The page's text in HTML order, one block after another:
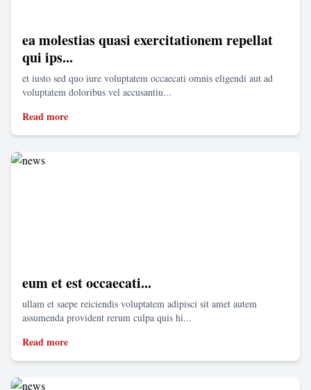
ea molestias quasi exercitationem repellat
qui ips...
et iusto sed quo iure voluptatem occaecati omnis eligendi aut ad
voluptatem doloribus vel accusantiu...
Read more
eum et est occaecati...
ullam et saepe reiciendis voluptatem adipisci sit amet autem
assumenda provident rerum culpa quis hi...
Read more